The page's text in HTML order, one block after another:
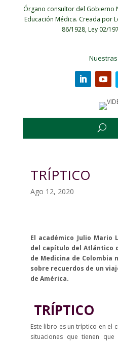
Órgano consultor del Gobierno
Educación Médica. Creada por
86/1928, Ley 02/
TRÍPTICO
Ago 12, 2020
El académico Julio Mario
del capítulo del Atlántico
de Medicina de Colombia
sobre recuerdos de un
de América.
TRÍPTICO
Este libro es un tríptico en el
situaciones que tienen